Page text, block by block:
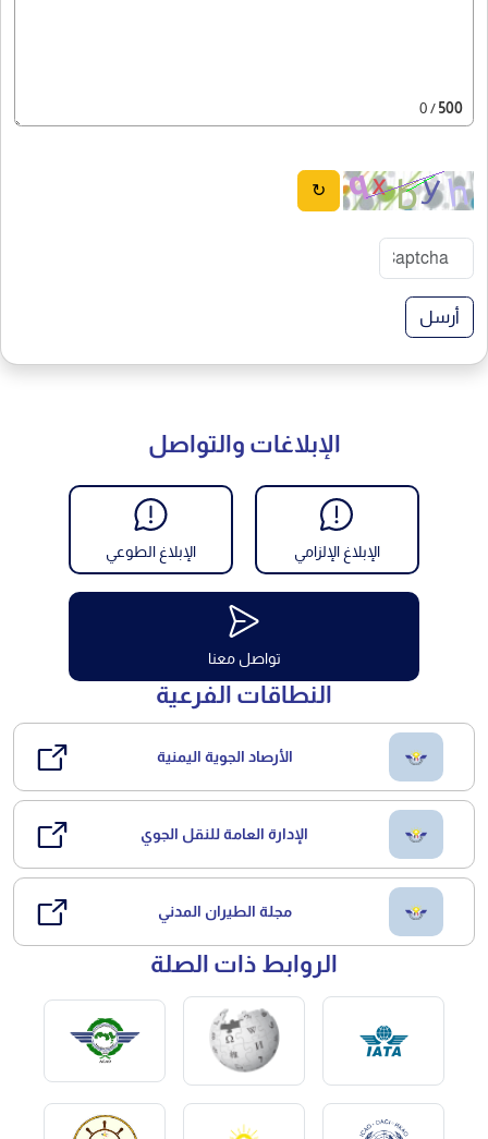
500
/ 0
↻
أرسل
الإبلاغات والتواصل
الإبلاغ الإلزامي الإبلاغ الطوعي
تواصل معنا
النطاقات الفرعية
الأرصاد الجوية اليمنية
الإدارة العامة للنقل الجوي
مجلة الطيران المدني
الروابط ذات الصلة